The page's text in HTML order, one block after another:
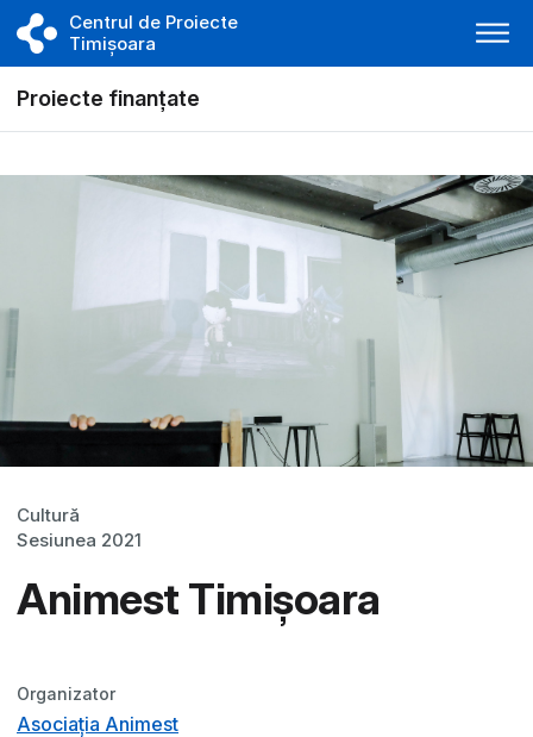
Centrul de Proiecte
Timișoara
Proiecte finanțate
Cultură
Sesiunea 2021
Animest Timișoara
Organizator
Asociația Animest